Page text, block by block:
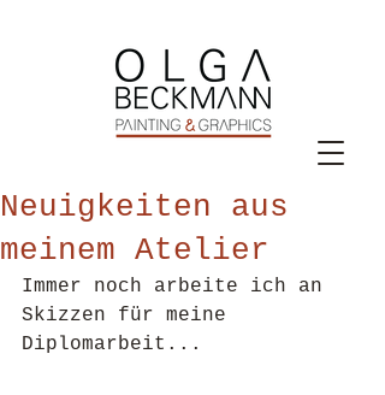
Neuigkeiten aus
meinem Atelier
Immer noch arbeite ich an
Skizzen für meine
Diplomarbeit...